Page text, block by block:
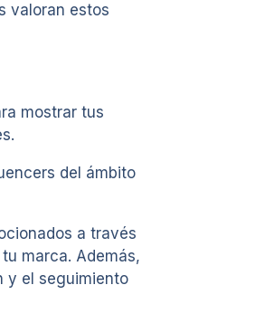
valoran estos
mostrar tus
del ámbito
a través
marca. Además,
y el seguimiento